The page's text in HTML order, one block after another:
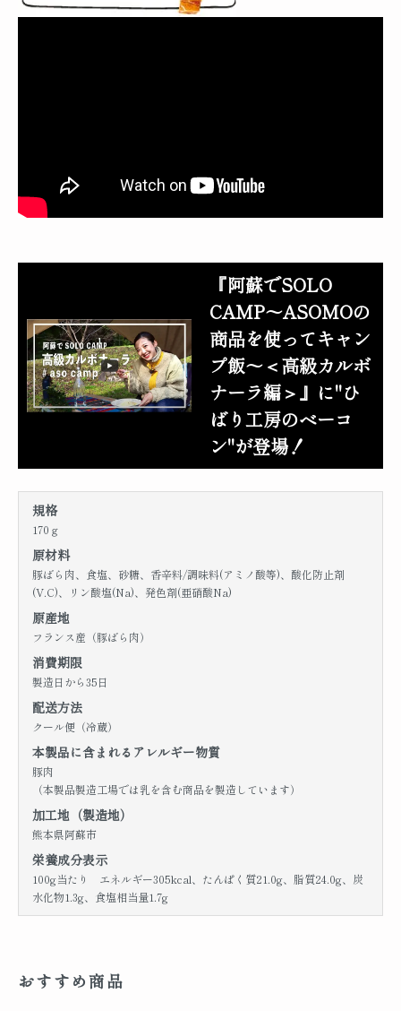
『阿蘇でSOLO
CAMP〜ASOMOの
商品を使ってキャン
プ飯〜＜高級カルボ
ナーラ編＞』に"ひ
ばり工房のベーコ
ン"が登場！
規格
170ｇ
原材料
豚ばら肉、食塩、砂糖、香辛料/調味料(アミノ酸等)、酸化防止剤
(V.C)、リン酸塩(Na)、発色剤(亜硝酸Na)
原産地
フランス産（豚ばら肉）
消費期限
製造日から35日
配送方法
クール便（冷蔵）
本製品に含まれるアレルギー物質
豚肉
（本製品製造工場では乳を含む商品を製造しています）
加工地（製造地）
熊本県阿蘇市
栄養成分表示
100g当たり エネルギー305kcal、たんぱく質21.0g、脂質24.0g、炭
水化物1.3g、食塩相当量1.7g
おすすめ商品